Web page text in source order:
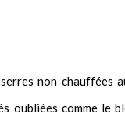
non chauffées
oubliées comme le